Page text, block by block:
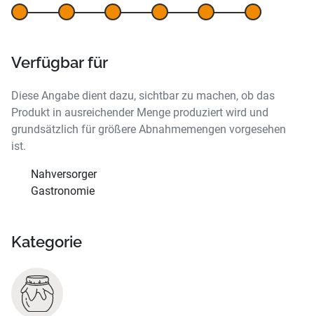
Verfügbar für
Diese Angabe dient dazu, sichtbar zu machen, ob das
Produkt in ausreichender Menge produziert wird und
grundsätzlich für größere Abnahmemengen vorgesehen
ist.
Nahversorger
Gastronomie
Kategorie